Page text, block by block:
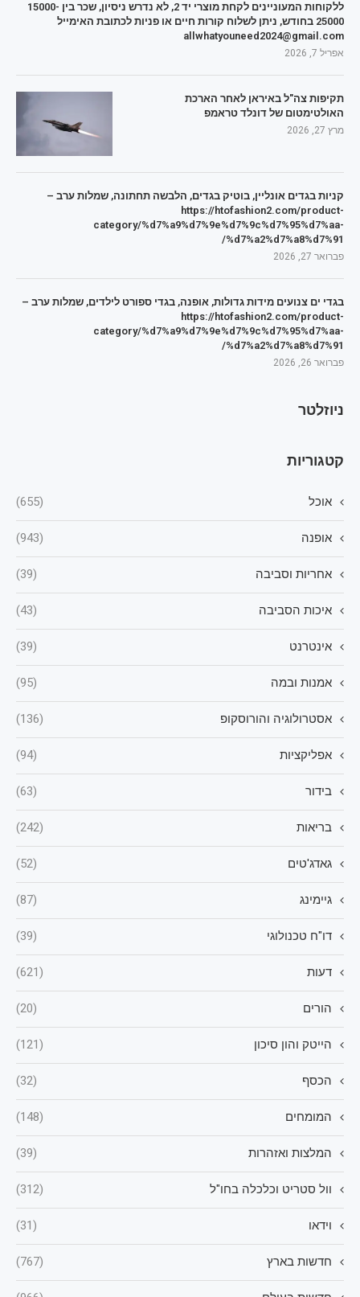
ללקוחות המעוניינים לקחת מוצרי יד 2, לא נדרש ניסיון, שכר בין 15000-
25000 בחודש, ניתן לשלוח קורות חיים או פניות לכתובת האימייל
allwhatyouneed2024@gmail.com
אפריל 7, 2026
תקיפות צה"ל באיראן לאחר הארכת
האולטימטום של דונלד טראמפ
מרץ 27, 2026
קניות בגדים אונליין, בוטיק בגדים, הלבשה תחתונה, שמלות ערב –
https://htofashion2.com/product-
category/%d7%a9%d7%9e%d7%9c%d7%95%d7%aa-
%d7%a2%d7%a8%d7%91/
פברואר 27, 2026
בגדי ים צנועים מידות גדולות, אופנה, בגדי ספורט לילדים, שמלות ערב –
https://htofashion2.com/product-
category/%d7%a9%d7%9e%d7%9c%d7%95%d7%aa-
%d7%a2%d7%a8%d7%91/
פברואר 26, 2026
ניוזלטר
קטגוריות
אוכל (655)
אופנה (943)
אחריות וסביבה (39)
איכות הסביבה (43)
אינטרנט (39)
אמנות ובמה (95)
אסטרולוגיה והורוסקופ (136)
אפליקציות (94)
בידור (63)
בריאות (242)
גאדג'טים (52)
גיימינג (87)
דו"ח טכנולוגי (39)
דעות (621)
הורים (20)
הייטק והון סיכון (121)
הכסף (32)
המומחים (148)
המלצות ואזהרות (39)
וול סטריט וכלכלה בחו"ל (312)
וידאו (31)
חדשות בארץ (767)